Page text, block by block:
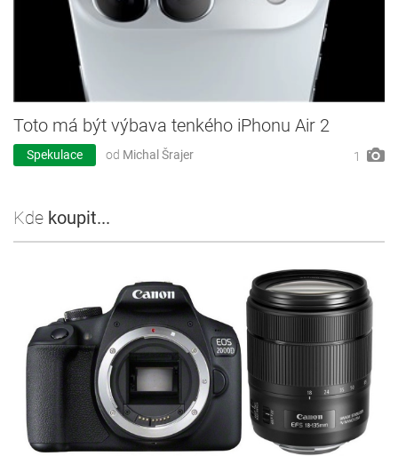
Toto má být výbava tenkého iPhonu Air 2
Spekulace od Michal Šrajer 1
Kde koupit...